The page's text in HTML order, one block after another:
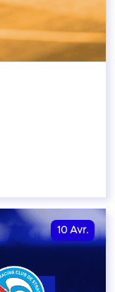
10 Avr.